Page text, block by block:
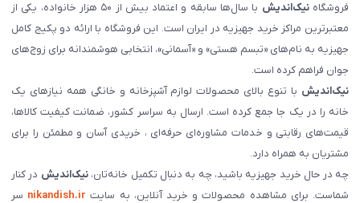
فروشگاهنیک‌اندیش
با سال‌ها سابقه و اعتماد بیش از ۵۰ هزار خانواده، یکی از
معتبرترین مراکز خرید جهیزیه در ایران است. این فروشگاه با ارائه دو پکیج کامل
جهیزیه به نام‌های «تبسم هستی» و «آسمانی»، انتخابی هوشمندانه برای زوج‌های
جوان فراهم کرده است.
نیک‌اندیش با تنوع بالای محصولات لوازم آشپزخانه و خانگی همه نیازهای یک
خانه را در یک جا جمع کرده است. ارسال به سراسر کشور، ضمانت کیفیت کالاها،
قیمت‌های رقابتی و خدمات مشاوره‌ای حرفه‌ای ، خریدی آسان و مطمئن را برای
مشتریان به همراه دارد.
چه در حال خرید جهیزیه باشید، چه به دنبال تکمیل خانه‌تان،نیک‌اندیش در کنار
شماست. برای مشاهده محصولات و خرید آنلاین، به سایت nikandish.ir سر